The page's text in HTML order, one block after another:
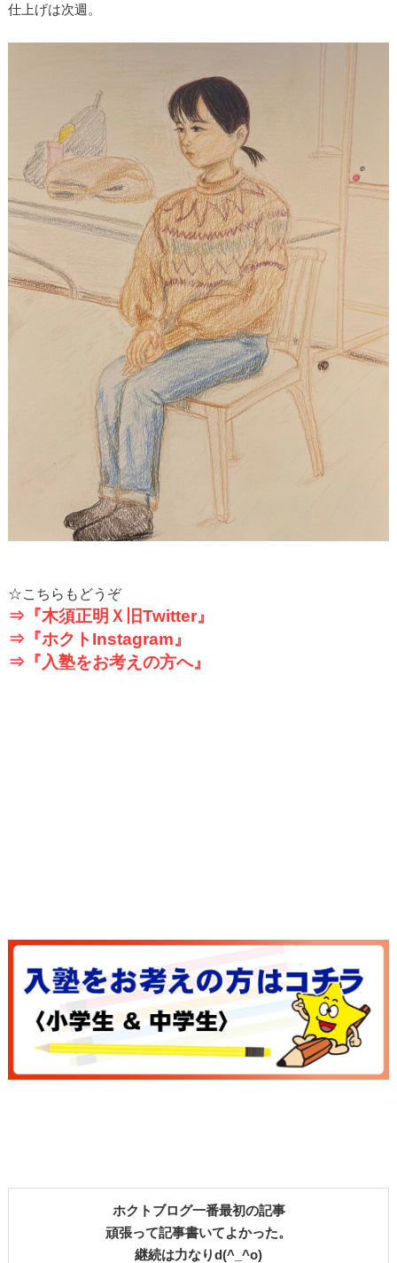
仕上げは次週。
☆こちらもどうぞ
⇒『木須正明Ｘ旧Twitter』
⇒『ホクトInstagram』
⇒『入塾をお考えの方へ』
ホクトブログ一番最初の記事
頑張って記事書いてよかった。
継続は力なりd(^_^o)